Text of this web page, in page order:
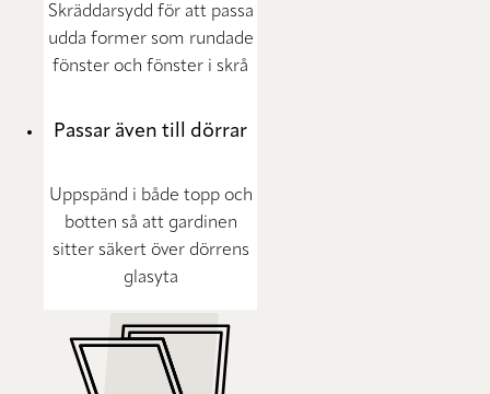
Skräddarsydd för att passa
udda former som rundade
fönster och fönster i skrå
Passar även till dörrar
Uppspänd i både topp och
botten så att gardinen
sitter säkert över dörrens
glasyta